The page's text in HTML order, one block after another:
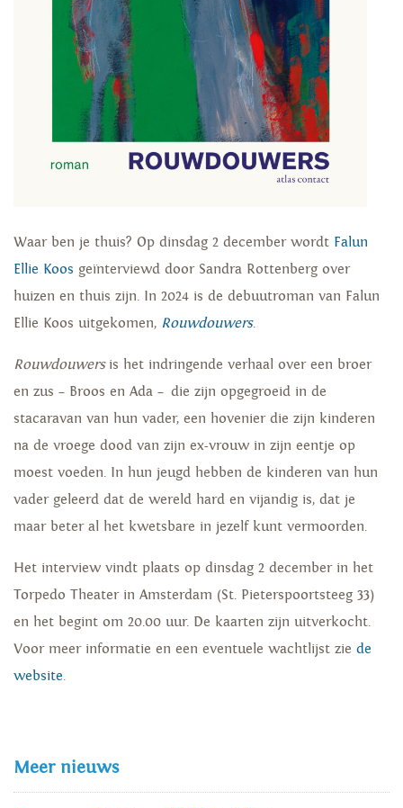
Waar ben je thuis? Op dinsdag 2 december wordt Falun
Ellie Koos geïnterviewd door Sandra Rottenberg over
huizen en thuis zijn. In 2024 is de debuutroman van Falun
Ellie Koos uitgekomen, Rouwdouwers.
Rouwdouwersis het indringende verhaal over een broer
en zus – Broos en Ada – die zijn opgegroeid in de
stacaravan van hun vader, een hovenier die zijn kinderen
na de vroege dood van zijn ex-vrouw in zijn eentje op
moest voeden. In hun jeugd hebben de kinderen van hun
vader geleerd dat de wereld hard en vijandig is, dat je
maar beter al het kwetsbare in jezelf kunt vermoorden.
Het interview vindt plaats op dinsdag 2 december in het
Torpedo Theater in Amsterdam (St. Pieterspoortsteeg 33)
en het begint om 20.00 uur. De kaarten zijn uitverkocht.
Voor meer informatie en een eventuele wachtlijst zie de
website.
Meer nieuws